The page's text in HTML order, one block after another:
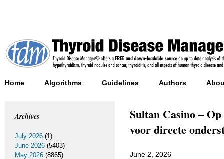
Home Algorithms Guidelines Authors
Sultan Casino –
voor directe
June 2, 2026
Archives
July 2026 (1)
June 2026 (5403)
May 2026 (8865)